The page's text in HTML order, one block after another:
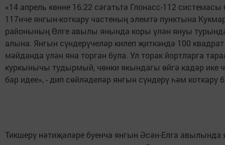
«14 апрель көнне 16.22 сәгатьтә Глонасс-112 системасы
117нче янгын-коткару частеның элемтә пунктына
районының Өлге авылы янында коры үлән януы
алына. Янгын сүндерүчеләр килеп җиткәндә 100
мәйданда үлән яна торган була. Ул торак йортларга
куркынычы тудырмый, чөнки якындагы өйгә кадәр ике
бар идее», - дип сөйләделәр янгын сүндерү һәм коткару
Тикшерү нәтиҗәләре буенча янгын Әсән-Елга авылында